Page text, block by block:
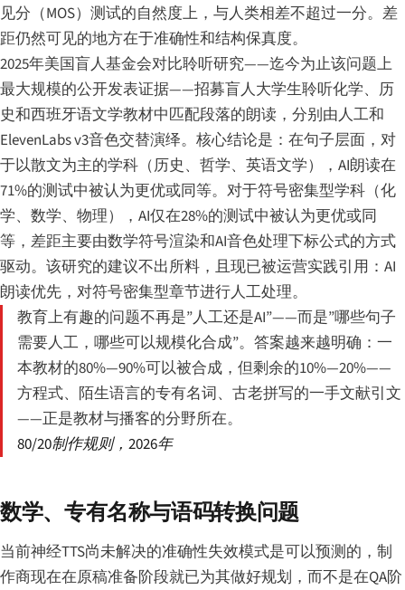
见分（MOS）测试的自然度上，与人类相差不超过一分。差
距仍然可见的地方在于准确性和结构保真度。
2025年美国盲人基金会对比聆听研究——迄今为止该问题上
最大规模的公开发表证据——招募盲人大学生聆听化学、历
史和西班牙语文学教材中匹配段落的朗读，分别由人工和
ElevenLabs v3音色交替演绎。核心结论是：在句子层面，对
于以散文为主的学科（历史、哲学、英语文学），AI朗读在
71%的测试中被认为更优或同等。对于符号密集型学科（化
学、数学、物理），AI仅在28%的测试中被认为更优或同
等，差距主要由数学符号渲染和AI音色处理下标公式的方式
驱动。该研究的建议不出所料，且现已被运营实践引用：AI
朗读优先，对符号密集型章节进行人工处理。
教育上有趣的问题不再是”人工还是AI”——而是”哪些句子
需要人工，哪些可以规模化合成”。答案越来越明确：一
本教材的80%—90%可以被合成，但剩余的10%—20%——
方程式、陌生语言的专有名词、古老拼写的一手文献引文
——正是教材与播客的分野所在。
80/20制作规则，2026年
数学、专有名称与语码转换问题
当前神经TTS尚未解决的准确性失效模式是可以预测的，制
作商现在在原稿准备阶段就已为其做好规划，而不是在QA阶